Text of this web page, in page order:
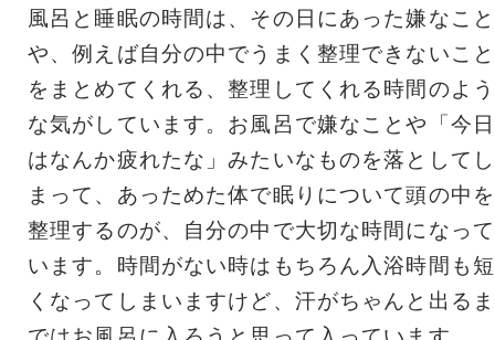
風呂と睡眠の時間は、その日にあった嫌なこと
や、例えば自分の中でうまく整理できないこと
をまとめてくれる、整理してくれる時間のよう
な気がしています。お風呂で嫌なことや「今日
はなんか疲れたな」みたいなものを落としてし
まって、あっためた体で眠りについて頭の中を
整理するのが、自分の中で大切な時間になって
います。時間がない時はもちろん入浴時間も短
くなってしまいますけど、汗がちゃんと出るま